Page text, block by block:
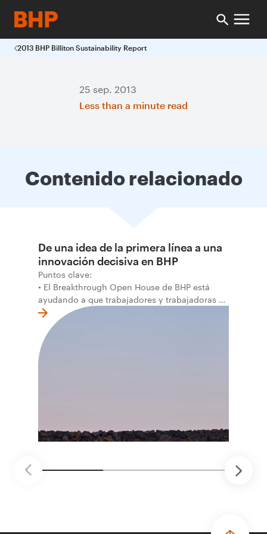
2013 BHP Billiton Sustainability Report
25 sep. 2013
Less than a minute read
Contenido relacionado
De una idea de la primera línea a una
innovación decisiva en BHP
Puntos clave:
• El Breakthrough Open House de BHP está
ayudando a que trabajadores y trabajadoras de
la primera línea conviertan ideas prácticas en
soluciones probadas que pueden hacer el
trabajo más seguro, inteligente y productivo.
• El primer programa interno de innovación
recibió cerca de 1.000 postulaciones de
mantenimiento robótico, limpieza submarina y